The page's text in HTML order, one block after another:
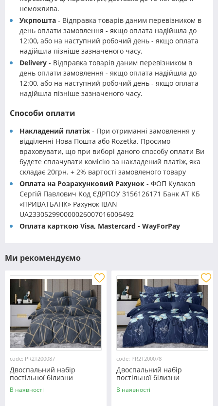
неможлива.
Укрпошта - Відправка товарів даним перевізником в
день оплати замовлення - якщо оплата надійшла до
12:00, або на наступний робочий день - якщо оплата
надійшла пізніше зазначеного часу.
Delivery - Відправка товарів даним перевізником в
день оплати замовлення - якщо оплата надійшла до
12:00, або на наступний робочий день - якщо оплата
надійшла пізніше зазначеного часу.
Способи оплати
Накладений платіж - При отриманні замовлення у
відділенні Нова Пошта або Rozetka. Просимо
враховувати, що при виборі даного способу оплати Ви
будете сплачувати комісію за накладений платіж, яка
складає 20грн. + 2% вартості замовленого товару
Оплата на Розрахунковий Рахунок - ФОП Кулаков
Сергій Павлович Код ЄДРПОУ 3156126171 Банк АТ КБ
«ПРИВАТБАНК» Рахунок IBAN
UA233052990000026007016006492
Оплата карткою Visa, Mastercard - WayForPay
Ми рекомендуємо
code: PR2T200087
Двоспальний набір
постільної білизни
180*220 із полікотону
№200087 Черешенька™
В наявності
code: PR2T200078
Двоспальний набір
постільної білизни
180*220 із полікотону
№200078 Черешенька™
В наявності